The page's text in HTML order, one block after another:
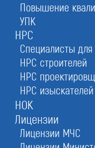
Повышение
УПК
НРС
Специалисты
НРС строителей
НРС
НРС изыскателей
НОК
Лицензии
Лицензии МЧС
Оставьте заявку
Заказать консультацию
При отправке данной формы вы